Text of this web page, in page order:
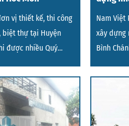
vị thiết kế, thi công
biệt thự tại Huyện
được nhiều Quý
Nam Việt
xây dựng
Bình